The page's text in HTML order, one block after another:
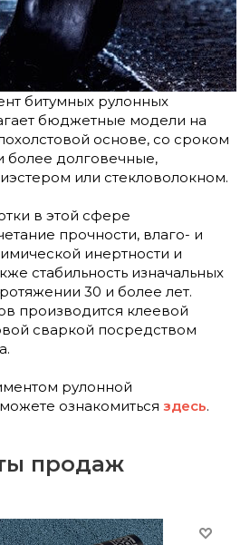
битумных рулонных
бюджетные модели на
основе, со сроком
более долговечные,
или стекловолокном.
в этой сфере
прочности, влаго- и
инертности и
стабильность изначальных
30 и более лет.
производится клеевой
сваркой посредством
рулонной
ознакомиться здесь.
продаж